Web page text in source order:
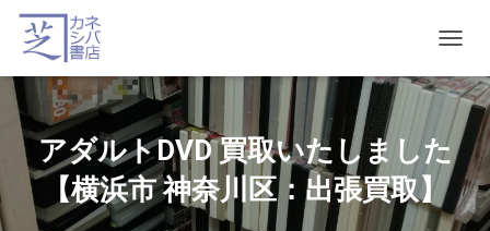
O
G
G
L
E
N
A
V
アダルトDVD 買取いたしました
【横浜市 神奈川区：出張買取】